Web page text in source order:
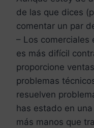
de las que dices
comentar un par
– Los comerciales
es más difícil
proporcione
problemas
resuelven
has estado en
más manos que